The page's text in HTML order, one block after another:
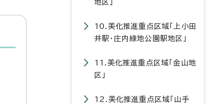
地区」
10.美化推進重点区域「上小田
井駅・庄内緑地公園駅地区」
11.美化推進重点区域「金山地
区」
12.美化推進重点区域「山手